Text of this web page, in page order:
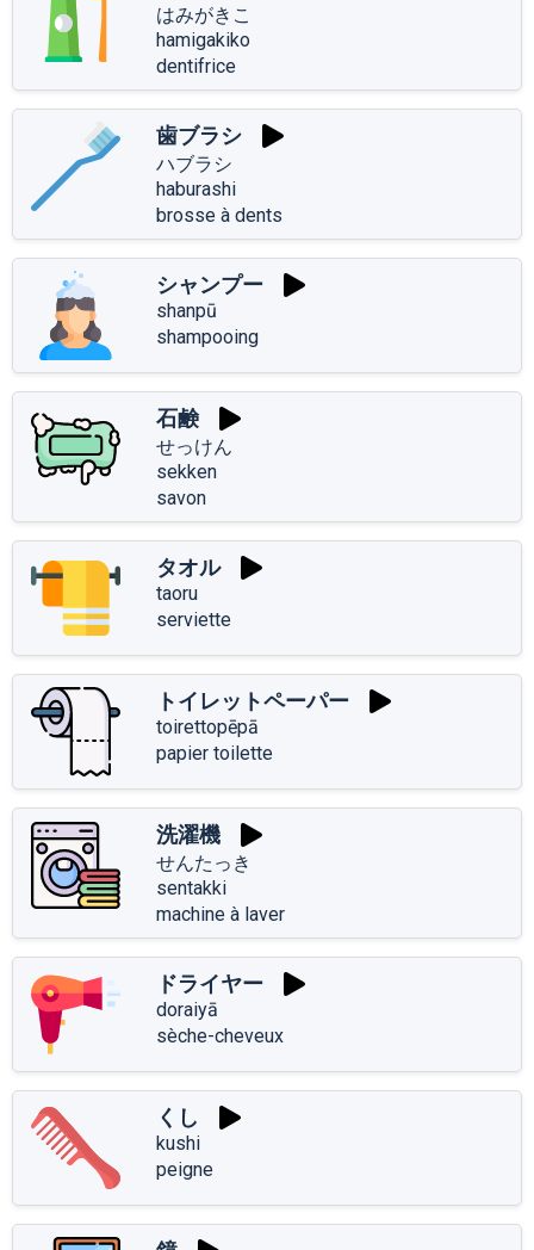
はみがきこ
hamigakiko
dentifrice
歯ブラシ
ハブラシ
haburashi
brosse à dents
シャンプー
shanpū
shampooing
石鹸
せっけん
sekken
savon
タオル
taoru
serviette
トイレットペーパー
toirettopēpā
papier toilette
洗濯機
せんたっき
sentakki
machine à laver
ドライヤー
doraiyā
sèche-cheveux
くし
kushi
peigne